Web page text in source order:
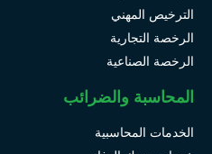
الترخيص المهني
الرخصة التجارية
الرخصة الصناعية
المحاسبة والضرائب
الخدمات المحاسبية